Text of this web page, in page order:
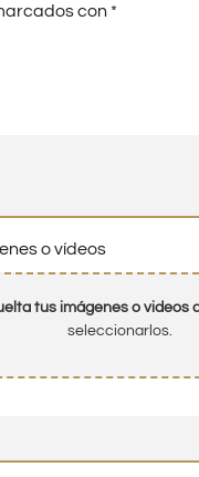
con *
o vídeos
tus imágenes o videos
seleccionarlos.